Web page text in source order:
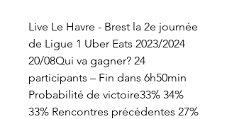
Live Le Havre - Brest la 2e journée
de Ligue 1 Uber Eats 2023/2024
20/08Qui va gagner? 24
participants – Fin dans 6h50min
Probabilité de victoire33% 34%
33% Rencontres précédentes 27%